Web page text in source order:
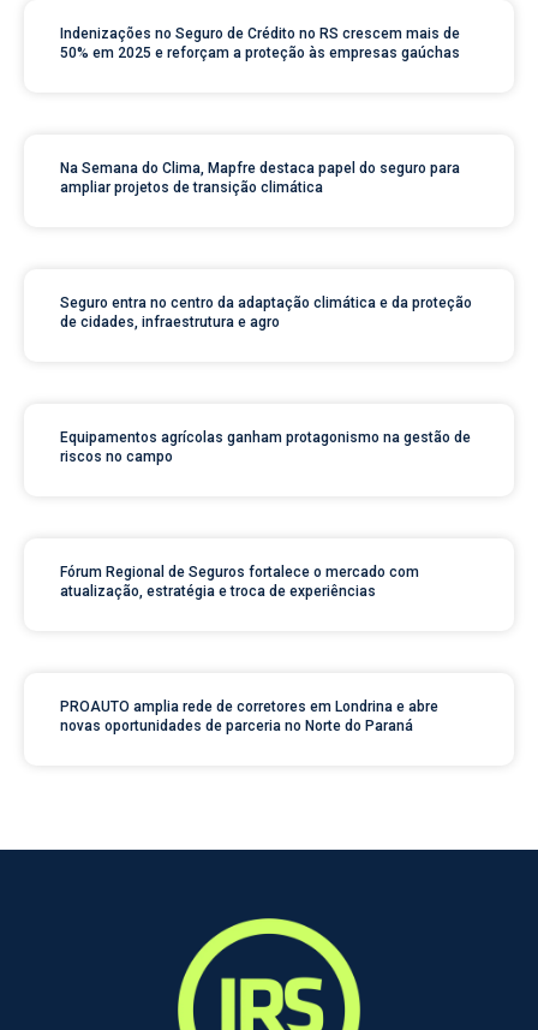
Indenizações no Seguro de Crédito no RS crescem mais de
50% em 2025 e reforçam a proteção às empresas gaúchas
Na Semana do Clima, Mapfre destaca papel do seguro para
ampliar projetos de transição climática
Seguro entra no centro da adaptação climática e da proteção
de cidades, infraestrutura e agro
Equipamentos agrícolas ganham protagonismo na gestão de
riscos no campo
Fórum Regional de Seguros fortalece o mercado com
atualização, estratégia e troca de experiências
PROAUTO amplia rede de corretores em Londrina e abre
novas oportunidades de parceria no Norte do Paraná